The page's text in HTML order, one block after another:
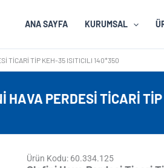
ANA SAYFA KURUMSAL
TICARI TIP KEH-35 ISITICILI 140*350
HAVA PERDESI TICARI
Ürün Kodu: 60.334.125